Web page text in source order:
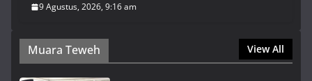
9 Agustus, 2026, 9:16 am
Muara Teweh View All